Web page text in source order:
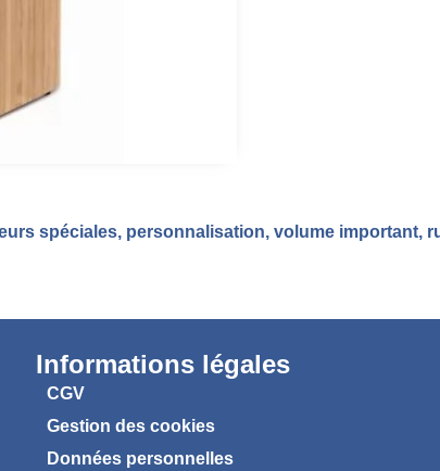
spéciales, personnalisation, volume important,
Informations légales
CGV
Gestion des cookies
Données personnelles